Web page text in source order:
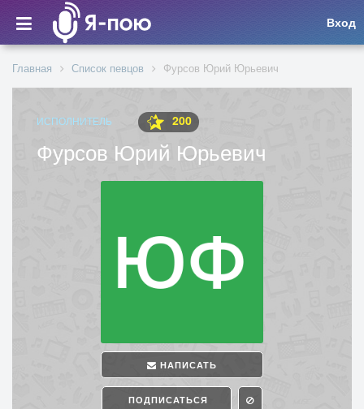
Вход
Главная Список певцов Фурсов Юрий Юрьевич
ИСПОЛНИТЕЛЬ 200
Фурсов Юрий Юрьевич
НАПИСАТЬ
ПОДПИСАТЬСЯ